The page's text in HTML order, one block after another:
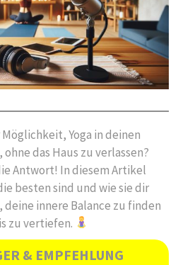
Yoga in deinen
das Haus zu verlassen?
Antwort! In diesem Artikel
besten sind und wie sie dir
innere Balance zu finden
zu vertiefen.
& EMPFEHLUNG